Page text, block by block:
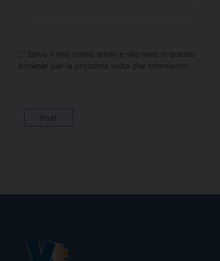
Salva il mio nome, email e sito web in questo
browser per la prossima volta che commento.